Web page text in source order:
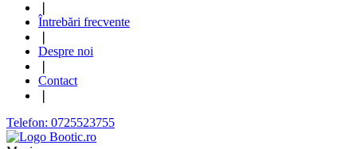
Întrebări frecvente
Despre noi
Contact
Telefon: 0725523755